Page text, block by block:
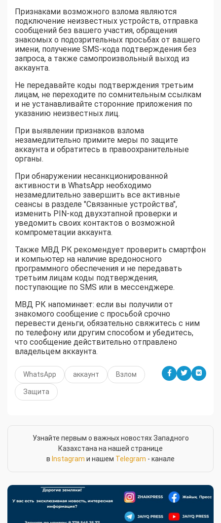
Признаками возможного взлома являются
подключение неизвестных устройств, отправка
сообщений без вашего участия, обращения
знакомых о подозрительных просьбах от вашего
имени, получение SMS-кода подтверждения без
запроса, а также самопроизвольный выход из
аккаунта.
Не передавайте коды подтверждения третьим
лицам, не переходите по сомнительным ссылкам
и не устанавливайте сторонние приложения по
указанию неизвестных лиц.
При выявлении признаков взлома
незамедлительно примите меры по защите
аккаунта и обратитесь в правоохранительные
органы.
При обнаружении несанкционированной
активности в WhatsApp необходимо
незамедлительно завершить все активные
сеансы в разделе "Связанные устройства",
изменить PIN-код двухэтапной проверки и
уведомить своих контактов о возможной
компрометации аккаунта.
Также МВД РК рекомендует проверить смартфон
и компьютер на наличие вредоносного
программного обеспечения и не передавать
третьим лицам коды подтверждения,
поступающие по SMS или в мессенджере.
МВД РК напоминает: если вы получили от
знакомого сообщение с просьбой срочно
перевести деньги, обязательно свяжитесь с ним
по телефону или другим способом и убедитесь,
что сообщение действительно отправлено
владельцем аккаунта.
WhatsApp аккаунт Взлом
Защита
Узнайте первым о важных новостях Западного
Казахстана на нашей странице
в Instagram и нашем Telegram - канале